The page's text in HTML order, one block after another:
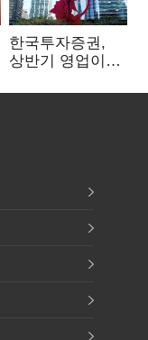
한국투자증권,
상반기 영업이익
전년비 89.1%↑